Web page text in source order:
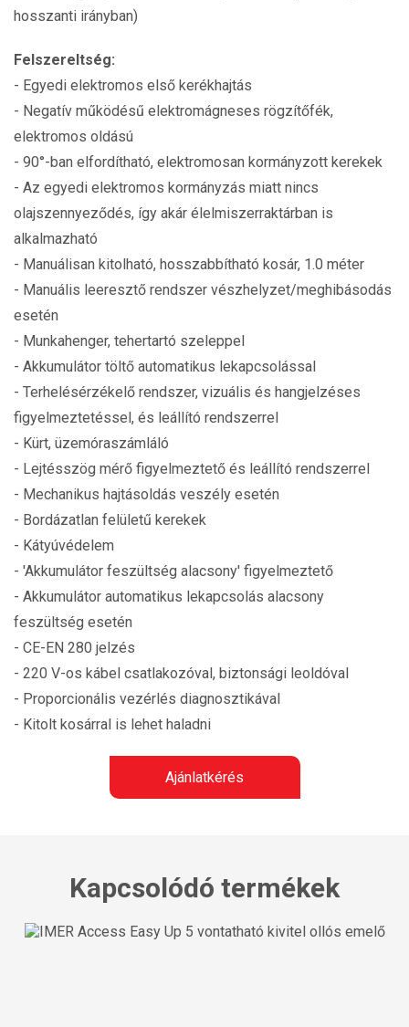
hosszanti irányban)
Felszereltség:
- Egyedi elektromos első kerékhajtás
- Negatív működésű elektromágneses rögzítőfék,
elektromos oldású
- 90°-ban elfordítható, elektromosan kormányzott kerekek
- Az egyedi elektromos kormányzás miatt nincs
olajszennyeződés, így akár élelmiszerraktárban is
alkalmazható
- Manuálisan kitolható, hosszabbítható kosár, 1.0 méter
- Manuális leeresztő rendszer vészhelyzet/meghibásodás
esetén
- Munkahenger, tehertartó szeleppel
- Akkumulátor töltő automatikus lekapcsolással
- Terhelésérzékelő rendszer, vizuális és hangjelzéses
figyelmeztetéssel, és leállító rendszerrel
- Kürt, üzemóraszámláló
- Lejtésszög mérő figyelmeztető és leállító rendszerrel
- Mechanikus hajtásoldás veszély esetén
- Bordázatlan felületű kerekek
- Kátyúvédelem
- 'Akkumulátor feszültség alacsony' figyelmeztető
- Akkumulátor automatikus lekapcsolás alacsony
feszültség esetén
- CE-EN 280 jelzés
- 220 V-os kábel csatlakozóval, biztonsági leoldóval
- Proporcionális vezérlés diagnosztikával
- Kitolt kosárral is lehet haladni
Ajánlatkérés
Kapcsolódó termékek